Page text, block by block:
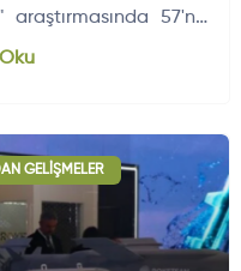
57'nci
GELIŞMELER